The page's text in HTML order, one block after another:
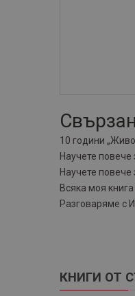
10 години
Научете
Научете
Всяка моя
Разговаряме с
КНИГИ ОТ